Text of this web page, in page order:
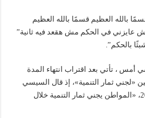
بالله العظيم قسمًا بالله العظيم
عايزني في الحكم مش هقعد فيه ثانية”
بالحكم”.
، تأتي بعد اقتراب انتهاء المدة
«لجني ثمار التنمية»، إذ قال السيسي
في تصريحاتٍ تعود لـ27 أبريل 2015، «المواطن يجني ثمار التنمية خلال